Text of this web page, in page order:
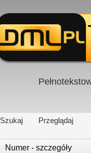
Szukaj Przeglądaj
Numer - szczegóły